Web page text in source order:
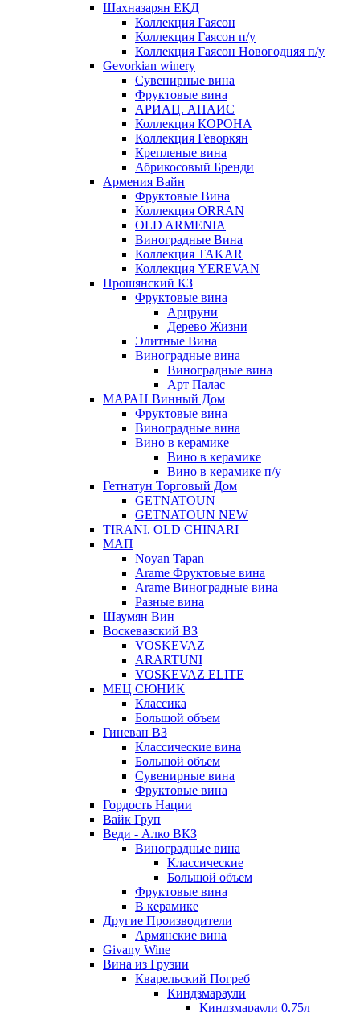
Шахназарян ЕКД
Коллекция Гаясон
Коллекция Гаясон п/у
Коллекция Гаясон Новогодняя п/у
Gevorkian winery
Сувенирные вина
Фруктовые вина
АРИАЦ. АНАИС
Коллекция КОРОНА
Коллекция Геворкян
Крепленые вина
Абрикосовый Бренди
Армения Вайн
Фруктовые Вина
Коллекция ORRAN
OLD ARMENIA
Виноградные Вина
Коллекция TAKAR
Коллекция YEREVAN
Прошянский КЗ
Фруктовые вина
Арцруни
Дерево Жизни
Элитные Вина
Виноградные вина
Виноградные вина
Арт Палас
МАРАН Винный Дом
Фруктовые вина
Виноградные вина
Вино в керамике
Вино в керамике
Вино в керамике п/у
Гетнатун Торговый Дом
GETNATOUN
GETNATOUN NEW
TIRANI. OLD CHINARI
МАП
Noyan Tapan
Arame Фруктовые вина
Arame Виноградные вина
Разные вина
Шаумян Вин
Воскевазский ВЗ
VOSKEVAZ
ARARTUNI
VOSKEVAZ ELITE
МЕЦ СЮНИК
Классика
Большой объем
Гиневан ВЗ
Классические вина
Большой объем
Сувенирные вина
Фруктовые вина
Гордость Нации
Вайк Груп
Веди - Алко ВКЗ
Виноградные вина
Классические
Большой объем
Фруктовые вина
В керамике
Другие Производители
Армянские вина
Givany Wine
Вина из Грузии
Кварельский Погреб
Киндзмараули
Киндзмараули 0,75л